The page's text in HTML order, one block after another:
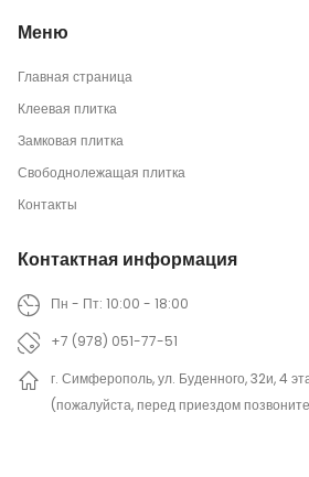
Меню
Главная страница
Клеевая плитка
Замковая плитка
Свободнолежащая плитка
Контакты
Контактная информация
Пн - Пт: 10:00 - 18:00
+7 (978) 051-77-51
г. Симферополь, ул. Буденного, 32и, 4
(пожалуйста, перед приездом